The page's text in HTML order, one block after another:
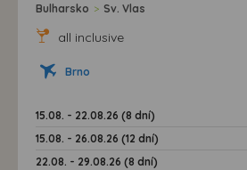
Bulharsko > Sv. Vlas
all inclusive
Brno
15.08. - 22.08.26 (8 dní)
15.08. - 26.08.26 (12 dní)
22.08. - 29.08.26 (8 dní)